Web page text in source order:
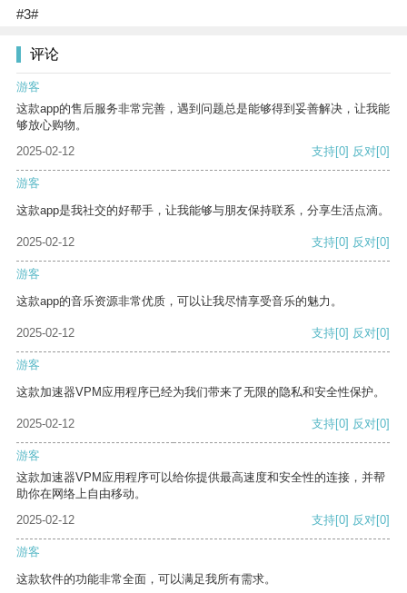
#3#
评论
游客
这款app的售后服务非常完善，遇到问题总是能够得到妥善解决，让我能
够放心购物。
2025-02-12
支持[0] 反对[0]
游客
这款app是我社交的好帮手，让我能够与朋友保持联系，分享生活点滴。
2025-02-12 支持[0] 反对[0]
游客
这款app的音乐资源非常优质，可以让我尽情享受音乐的魅力。
2025-02-12 支持[0] 反对[0]
游客
这款加速器VPM应用程序已经为我们带来了无限的隐私和安全性保护。
2025-02-12 支持[0] 反对[0]
游客
这款加速器VPM应用程序可以给你提供最高速度和安全性的连接，并帮
助你在网络上自由移动。
2025-02-12
支持[0] 反对[0]
游客
这款软件的功能非常全面，可以满足我所有需求。